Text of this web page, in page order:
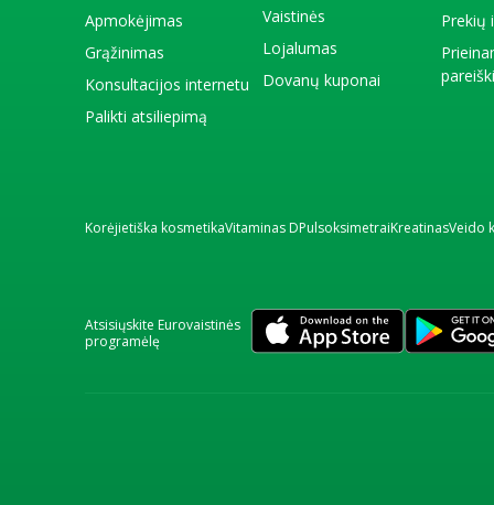
Apmokėjimas
Grąžinimas
Konsultacijos internetu
Palikti atsiliepimą
Vaistinės
Lojalumas
Dovanų kuponai
Prekių
Korėjietiška kosmetikaVitaminas DPulsoksimetraiKreatinasVeido
Atsisiųskite Eurovaistinės
programėlę